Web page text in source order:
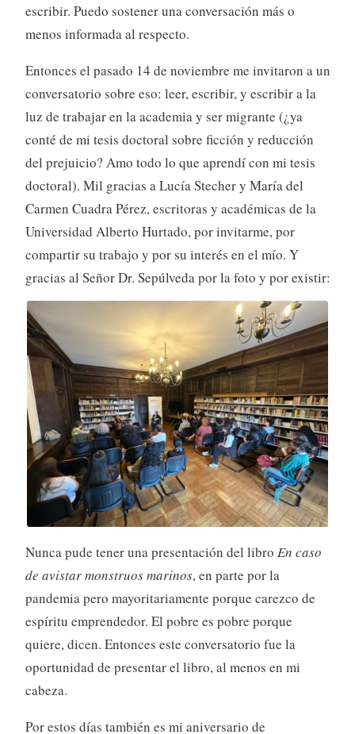
escribir. Puedo sostener una conversación más o
menos informada al respecto.
Entonces el pasado 14 de noviembre me invitaron a un
conversatorio sobre eso: leer, escribir, y escribir a la
luz de trabajar en la academia y ser migrante (¿ya
conté de mi tesis doctoral sobre ficción y reducción
del prejuicio? Amo todo lo que aprendí con mi tesis
doctoral). Mil gracias a Lucía Stecher y María del
Carmen Cuadra Pérez, escritoras y académicas de la
Universidad Alberto Hurtado, por invitarme, por
compartir su trabajo y por su interés en el mío. Y
gracias al Señor Dr. Sepúlveda por la foto y por existir:
Nunca pude tener una presentación del libro En caso
de avistar monstruos marinos, en parte por la
pandemia pero mayoritariamente porque carezco de
espíritu emprendedor. El pobre es pobre porque
quiere, dicen. Entonces este conversatorio fue la
oportunidad de presentar el libro, al menos en mi
cabeza.
Por estos días también es mi aniversario de